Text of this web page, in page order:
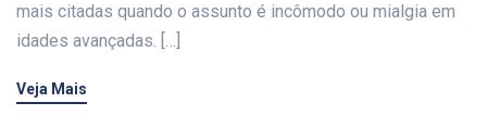
mais citadas quando o assunto é incômodo ou mialgia em
idades avançadas. […]
Veja Mais